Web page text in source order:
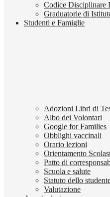
Codice Disciplinare
Graduatorie di
Studenti e Famiglie
Adozioni Libri di
Albo dei Volontari
Google for Families
Obblighi vaccinali
Orario lezioni
Orientamento
Patto di
Scuola e salute
Statuto dello
Valutazione